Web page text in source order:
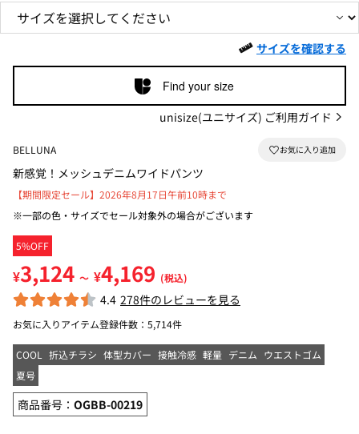
サイズを確認する
Find your size
unisize(ユニサイズ) ご利用ガイド
BELLUNA
新感覚！メッシュデニムワイドパンツ
5%OFF
【期間限定セール】2026年8月17日午前10時まで
※一部の色・サイズでセール対象外の場合がございます
¥3,124 ～ ¥4,169 (税込)
4.4 278件のレビューを見る
お気に入りアイテム登録件数： 5,714件
COOL 折込チラシ 体型カバー 接触冷感 軽量 デニム ウエストゴム
夏号
商品番号： OGBB-00219